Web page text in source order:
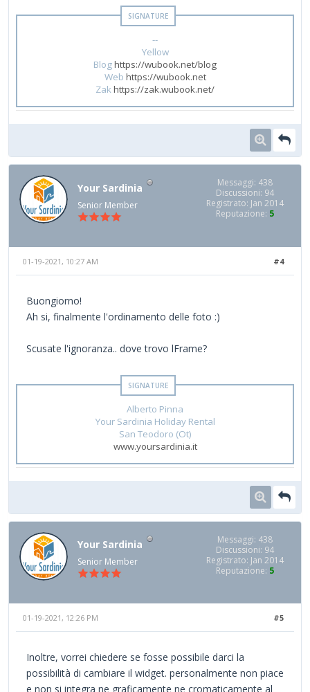
--
Yellow
Bloghttps://wubook.net/blog
Web https://wubook.net
Zakhttps://zak.wubook.net/
Your Sardinia
Senior Member
Messaggi: 438
Discussioni: 94
Registrato: Jan 2014
Reputazione: 5
#4
01-19-2021, 10:27 AM
Buongiorno!
Ah si, finalmente l'ordinamento delle foto :)
Scusate l'ignoranza.. dove trovo lFrame?
Alberto Pinna
Your Sardinia Holiday Rental
San Teodoro (Ot)
www.yoursardinia.it
Your Sardinia
Senior Member
Messaggi: 438
Discussioni: 94
Registrato: Jan 2014
Reputazione: 5
#5
01-19-2021, 12:26 PM
Inoltre, vorrei chiedere se fosse possibile darci la
possibilità di cambiare il widget. personalmente non piace
e non si integra ne graficamente ne cromaticamente al